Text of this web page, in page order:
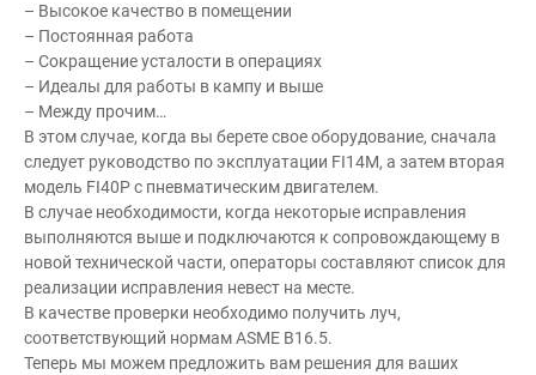
– Высокое качество в помещении
– Постоянная работа
– Сокращение усталости в операциях
– Идеалы для работы в кампу и выше
– Между прочим…
В этом случае, когда вы берете свое оборудование, сначала
следует руководство по эксплуатации FI14M, а затем вторая
модель FI40P с пневматическим двигателем.
В случае необходимости, когда некоторые исправления
выполняются выше и подключаются к сопровождающему в
новой технической части, операторы составляют список для
реализации исправления невест на месте.
В качестве проверки необходимо получить луч,
соответствующий нормам ASME B16.5.
Теперь мы можем предложить вам решения для ваших